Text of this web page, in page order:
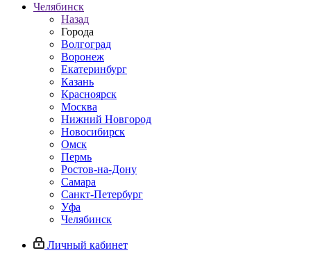
Челябинск
Назад
Города
Волгоград
Воронеж
Екатеринбург
Казань
Красноярск
Москва
Нижний Новгород
Новосибирск
Омск
Пермь
Ростов-на-Дону
Самара
Санкт-Петербург
Уфа
Челябинск
Личный кабинет